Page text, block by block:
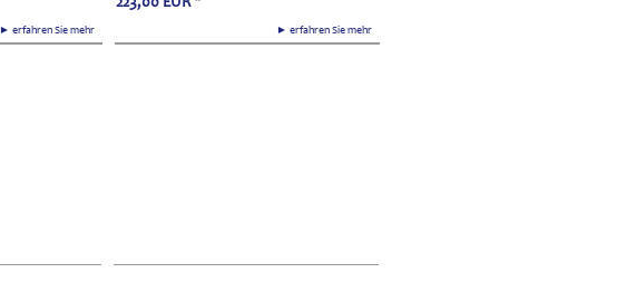
► erfahren Sie mehr ► erfahren Sie mehr
223,00 EUR *